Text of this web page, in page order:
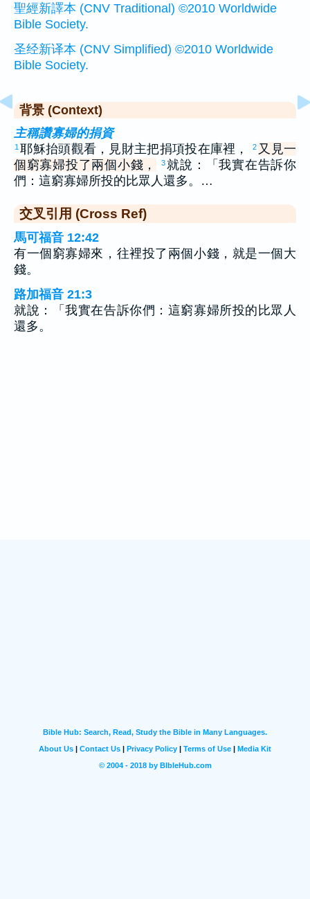
聖經新譯本 (CNV Traditional) ©2010 Worldwide
Bible Society.
圣经新译本 (CNV Simplified) ©2010 Worldwide
Bible Society.
背景 (Context)
主稱讚寡婦的捐資
1 耶穌抬頭觀看，見財主把捐項投在庫裡， 2 又見一
個窮寡婦投了兩個小錢，
3 就說：「我實在告訴你
們：這窮寡婦所投的比眾人還多。…
交叉引用 (Cross Ref)
馬可福音 12:42
有一個窮寡婦來，往裡投了兩個小錢，就是一個大
錢。
路加福音 21:3
就說：「我實在告訴你們：這窮寡婦所投的比眾人
還多。